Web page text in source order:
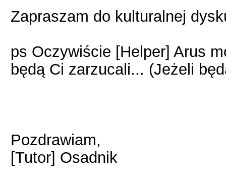
Zapraszam do kulturalnej
ps Oczywiście [Helper] Arus
będą Ci zarzucali... (Jeżeli
Pozdrawiam,
[Tutor] Osadnik